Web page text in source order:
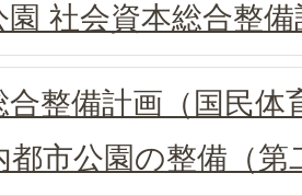
園 社会資本総合整
合整備計画（国民体
都市公園の整備（